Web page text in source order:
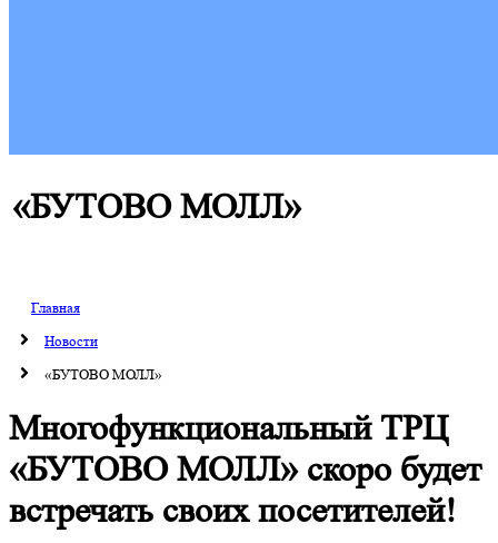
«БУТОВО МОЛЛ»
Главная
Новости
«БУТОВО МОЛЛ»
Многофункциональный ТРЦ
«БУТОВО МОЛЛ» скоро будет
встречать своих посетителей!